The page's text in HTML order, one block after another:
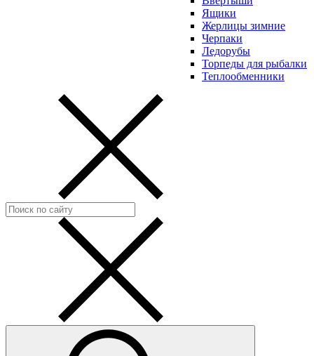
Ящики
Жерлицы зимние
Черпаки
Ледорубы
Торпеды для рыбалки
Теплообменники